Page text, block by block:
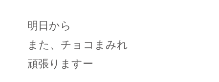
明日から
また、チョコまみれ
頑張りますー